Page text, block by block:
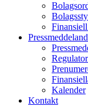
Kalender
Kontakt